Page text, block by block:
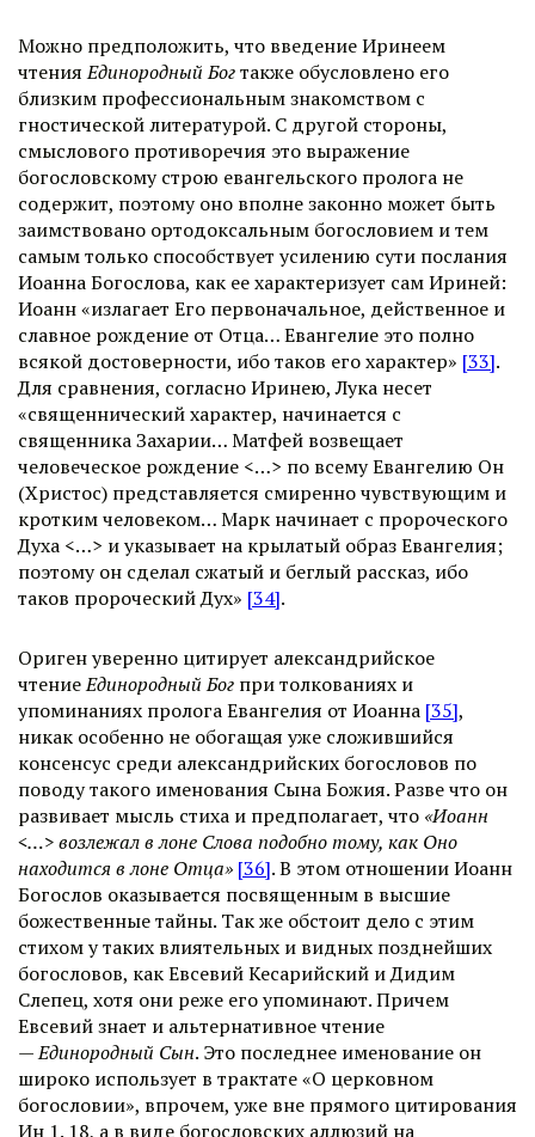
Можно предположить, что введение Иринеем
чтенияЕдинородный Богтакже обусловлено его
близким профессиональным знакомством с
гностической литературой. С другой стороны,
смыслового противоречия это выражение
богословскому строю евангельского пролога не
содержит, поэтому оно вполне законно может быть
заимствовано ортодоксальным богословием и тем
самым только способствует усилению сути послания
Иоанна Богослова, как ее характеризует сам Ириней:
Иоанн «излагает Его первоначальное, действенное и
славное рождение от Отца… Евангелие это полно
всякой достоверности, ибо таков его характер» [33].
Для сравнения, согласно Иринею, Лука несет
«священнический характер, начинается с
священника Захарии… Матфей возвещает
человеческое рождение <…> по всему Евангелию Он
(Христос) представляется смиренно чувствующим и
кротким человеком… Марк начинает с пророческого
Духа <…> и указывает на крылатый образ Евангелия;
поэтому он сделал сжатый и беглый рассказ, ибо
таков пророческий Дух» [34].
Ориген уверенно цитирует александрийское
чтениеЕдинородный Бог при толкованиях и
упоминаниях пролога Евангелия от Иоанна [35],
никак особенно не обогащая уже сложившийся
консенсус среди александрийских богословов по
поводу такого именования Сына Божия. Разве что он
развивает мысль стиха и предполагает, что «Иоанн
<…> возлежал в лоне Слова подобно тому, как Оно
находится в лоне Отца» [36]. В этом отношении Иоанн
Богослов оказывается посвященным в высшие
божественные тайны. Так же обстоит дело с этим
стихом у таких влиятельных и видных позднейших
богословов, как Евсевий Кесарийский и Дидим
Слепец, хотя они реже его упоминают. Причем
Евсевий знает и альтернативное чтение
—Единородный Сын. Это последнее именование он
широко использует в трактате «О церковном
богословии», впрочем, уже вне прямого цитирования
Ин 1. 18, а в виде богословских аллюзий на